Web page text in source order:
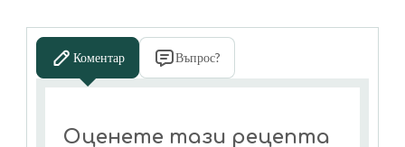
Коментар Въпрос?
Оценете тази рецепта